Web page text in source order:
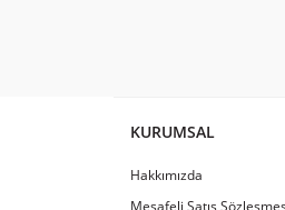
Modern
KURUMSAL
Hakkımızda
Mesafeli Satış